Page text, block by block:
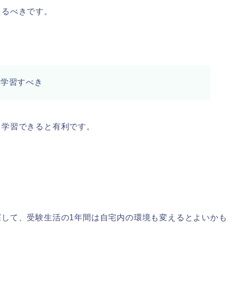
べきです。
習すべき
習できると有利です。
て、受験生活の1年間は自宅内の環境も変えるとよいかも